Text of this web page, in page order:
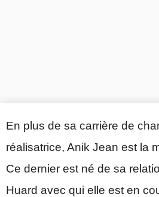
En plus de sa carrière de
réalisatrice, Anik Jean est la
Ce dernier est né de sa
Huard avec qui elle est en